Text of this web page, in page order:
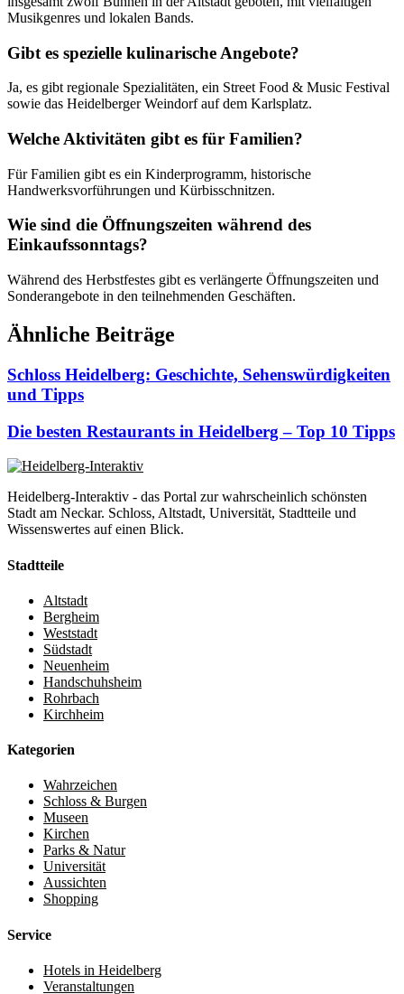
Musikgenres und lokalen Bands.
Gibt es spezielle kulinarische Angebote?
Ja, es gibt regionale Spezialitäten, ein Street Food & Music Festival
sowie das Heidelberger Weindorf auf dem Karlsplatz.
Welche Aktivitäten gibt es für Familien?
Für Familien gibt es ein Kinderprogramm, historische
Handwerksvorführungen und Kürbisschnitzen.
Wie sind die Öffnungszeiten während des
Einkaufssonntags?
Während des Herbstfestes gibt es verlängerte Öffnungszeiten und
Sonderangebote in den teilnehmenden Geschäften.
Ähnliche Beiträge
Schloss Heidelberg: Geschichte, Sehenswürdigkeiten
und Tipps
Die besten Restaurants in Heidelberg – Top 10 Tipps
Heidelberg-Interaktiv - das Portal zur wahrscheinlich schönsten
Stadt am Neckar. Schloss, Altstadt, Universität, Stadtteile und
Wissenswertes auf einen Blick.
Stadtteile
Altstadt
Bergheim
Weststadt
Südstadt
Neuenheim
Handschuhsheim
Rohrbach
Kirchheim
Kategorien
Wahrzeichen
Schloss & Burgen
Museen
Kirchen
Parks & Natur
Universität
Aussichten
Shopping
Service
Hotels in Heidelberg
Veranstaltungen